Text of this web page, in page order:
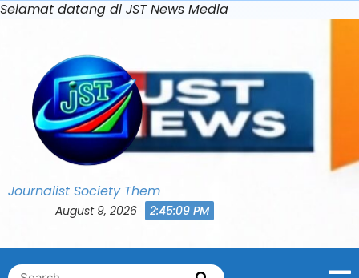
Selamat datang di JST News MediaSkip
Journalist Society Them
August 9, 2026 2:45:12 PM